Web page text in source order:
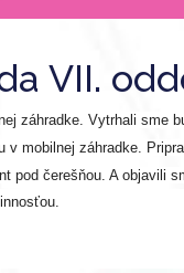
VII.
záhradke. Vytrhali
mobilnej záhradke.
pod čerešňou. A objavili